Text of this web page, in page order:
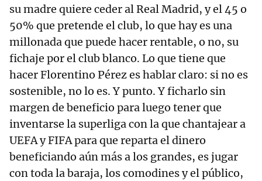
su madre quiere ceder al Real Madrid, y el 45 o
50% que pretende el club, lo que hay es una
millonada que puede hacer rentable, o no, su
fichaje por el club blanco. Lo que tiene que
hacer Florentino Pérez es hablar claro: si no es
sostenible, no lo es. Y punto. Y ficharlo sin
margen de beneficio para luego tener que
inventarse la superliga con la que chantajear a
UEFA y FIFA para que reparta el dinero
beneficiando aún más a los grandes, es jugar
con toda la baraja, los comodines y el público,